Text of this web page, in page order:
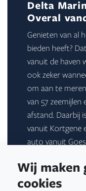
Wij maken
cookies
Delta
Overal
Genieten van al
bieden heeft?
vanuit de haven
ook zeker
om aan te
van 57
afstand. Daarbij
vanuit Kortgene
auto vanuit
komt u